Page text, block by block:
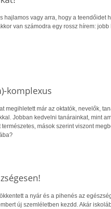
hajlamos vagy arra, hogy a teendőidet
van számodra egy rossz hírem:
komplexus
megihletett már az oktatók, nevelők,
Jobban kedvelni tanárainkat, mint
természetes, mások szerint viszont
a nyár és a pihenés az
új szemléletben kezdd. Akár